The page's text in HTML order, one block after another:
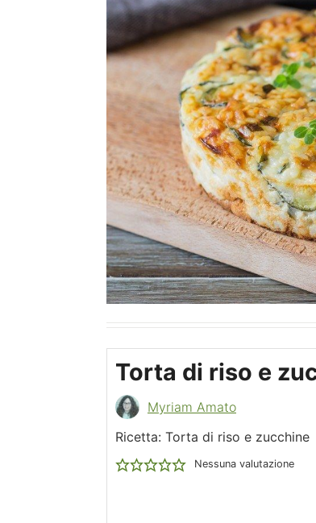
Ricette Piatti unici
Ricette Pesce
Video Ricette
Ricette per Ingrediente
Torta di riso e
Myriam Amato
Ricetta: Torta di riso e zucchine
Nessuna valutazione